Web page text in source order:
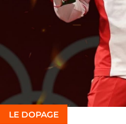
LE DOPAGE